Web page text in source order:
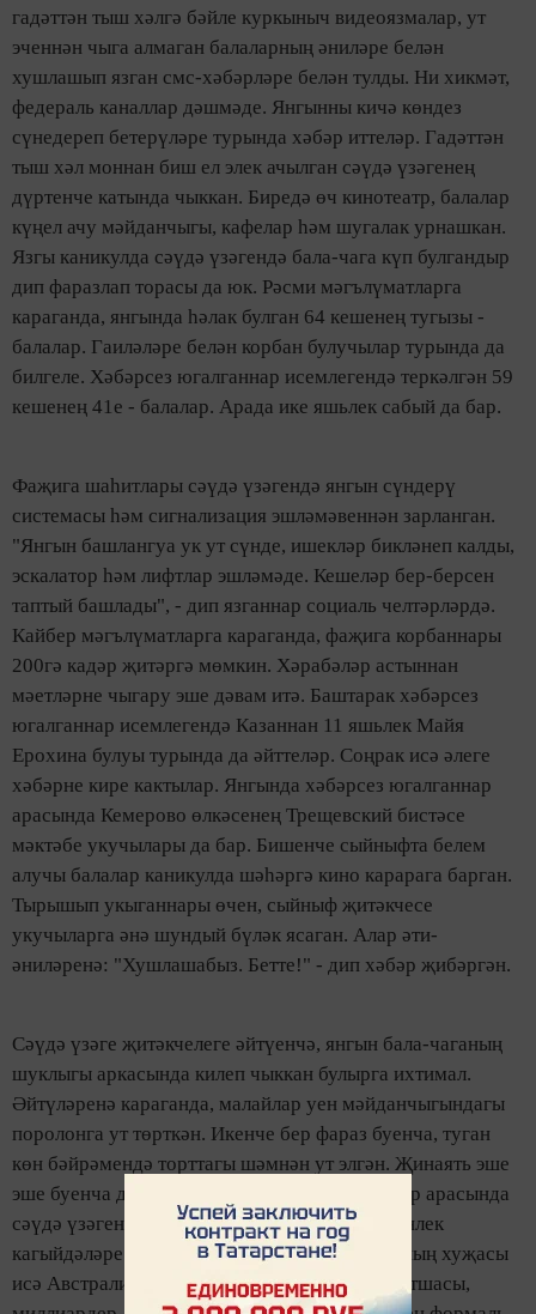
гадәттән тыш хәлгә бәйле куркыныч видеоязмалар, ут
эченнән чыга алмаган балаларның әниләре белән
хушлашып язган смс-хәбәрләре белән тулды. Ни хикмәт,
федераль каналлар дәшмәде. Янгынны кичә көндез
сүнедереп бетерүләре турында хәбәр иттеләр. Гадәттән
тыш хәл моннан биш ел элек ачылган сәүдә үзәгенең
дүртенче катында чыккан. Биредә өч кинотеатр, балалар
күңел ачу мәйданчыгы, кафелар һәм шугалак урнашкан.
Язгы каникулда сәүдә үзәгендә бала-чага күп булгандыр
дип фаразлап торасы да юк. Рәсми мәгълүматларга
караганда, янгында һәлак булган 64 кешенең тугызы -
балалар. Гаиләләре белән корбан булучылар турында да
билгеле. Хәбәрсез югалганнар исемлегендә теркәлгән 59
кешенең 41е - балалар. Арада ике яшьлек сабый да бар.
Фаҗига шаһитлары сәүдә үзәгендә янгын сүндерү
системасы һәм сигнализация эшләмәвеннән зарланган.
"Янгын башлангуа ук ут сүнде, ишекләр бикләнеп калды,
эскалатор һәм лифтлар эшләмәде. Кешеләр бер-берсен
таптый башлады", - дип язганнар социаль челтәрләрдә.
Кайбер мәгълүматларга караганда, фаҗига корбаннары
200гә кадәр җитәргә мөмкин. Хәрабәләр астыннан
мәетләрне чыгару эше дәвам итә. Баштарак хәбәрсез
югалганнар исемлегендә Казаннан 11 яшьлек Майя
Ерохина булуы турында да әйттеләр. Соңрак исә әлеге
хәбәрне кире кактылар. Янгында хәбәрсез югалганнар
арасында Кемерово өлкәсенең Трещевский бистәсе
мәктәбе укучылары да бар. Бишенче сыйныфта белем
алучы балалар каникулда шәһәргә кино карарага барган.
Тырышып укыганнары өчен, сыйныф җитәкчесе
укучыларга әнә шундый бүләк ясаган. Алар әти-
әниләренә: "Хушлашабыз. Бетте!" - дип хәбәр җибәргән.
Сәүдә үзәге җитәкчелеге әйтүенчә, янгын бала-чаганың
шуклыгы аркасында килеп чыккан булырга ихтимал.
Әйтүләренә караганда, малайлар уен мәйданчыгындагы
поролонга ут төрткән. Икенче бер фараз буенча, туган
көн бәйрәмендә торттагы шәмнән ут элгән. Җинаять эше
эше буенча дүрт кешене тоткарлаганнар. Алар арасында
сәүдә үзәгенең генераль директоры һәм иминлек
кагыйдәләре өчен җаваплы зат та бар. "Бинаның хуҗасы
исә Австралиядә яши. Ул - илнең кондитер патшасы,